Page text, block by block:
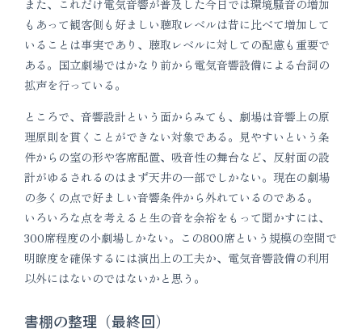
また、これだけ電気音響が普及した今日では環境騒音の増加
もあって観客側も好ましい聴取レベルは昔に比べて増加して
いることは事実であり、聴取レベルに対しての配慮も重要で
ある。国立劇場ではかなり前から電気音響設備による台詞の
拡声を行っている。
ところで、音響設計という面からみても、劇場は音響上の原
理原則を貫くことができない対象である。見やすいという条
件からの室の形や客席配置、吸音性の舞台など、反射面の設
計がゆるされるのはまず天井の一部でしかない。現在の劇場
の多くの点で好ましい音響条件から外れているのである。
いろいろな点を考えると生の音を余裕をもって聞かすには、
300席程度の小劇場しかない。この800席という規模の空間で
明瞭度を確保するには演出上の工夫か、電気音響設備の利用
以外にはないのではないかと思う。
書棚の整理（最終回）